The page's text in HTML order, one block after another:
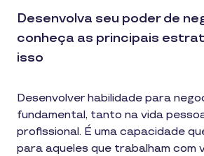
Desenvolva seu poder de
conheça as principais
isso
Desenvolver habilidade para
fundamental, tanto na vida
profissional. É uma capacidade
para aqueles que trabalham com